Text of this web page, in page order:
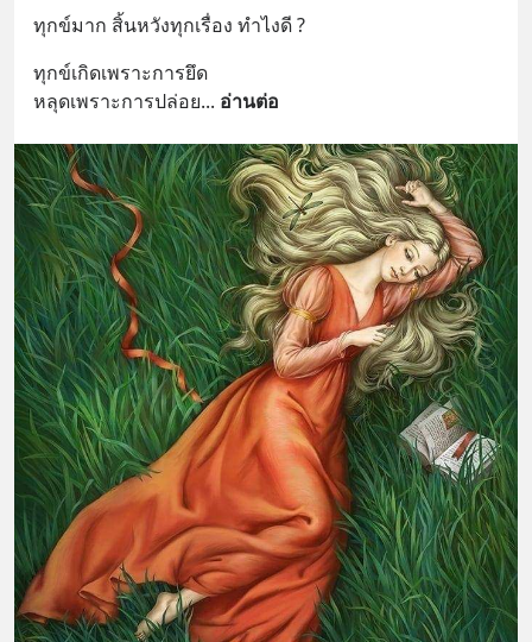
ทุกข์มาก สิ้นหวังทุกเรื่อง ทำไงดี ?
ทุกข์เกิดเพราะการยึด
หลุดเพราะการปล่อย... อ่านต่อ